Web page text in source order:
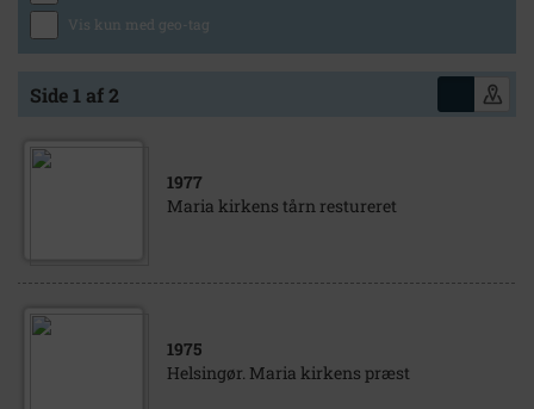
Vis kun med geo-tag
Side 1 af 2
1977
Maria kirkens tårn restureret
1975
Helsingør. Maria kirkens præst